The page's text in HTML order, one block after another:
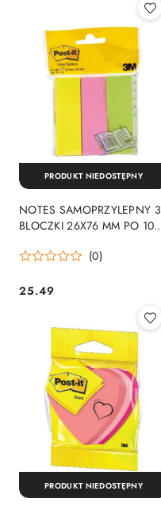
NOTES SAMOPRZYLEPNY 3
BLOCZKI 26X76 MM PO 100
3M 671/3 3M (0)
Cena:
25.49
PRODUKT NIEDOSTĘPNY
PRODUKT NIEDOSTĘPNY